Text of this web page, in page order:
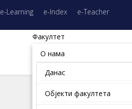
e-Learning e-Index e-Teacher
Факултет
О нама
Данас
Објекти факултета